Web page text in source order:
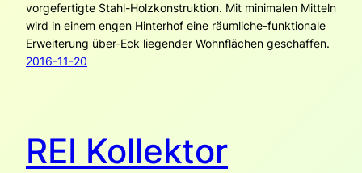
vorgefertigte Stahl-Holzkonstruktion. Mit minimalen Mitteln
wird in einem engen Hinterhof eine räumliche-funktionale
Erweiterung über-Eck liegender Wohnflächen geschaffen.
2016-11-20
REI Kollektor